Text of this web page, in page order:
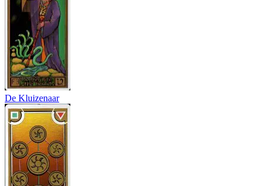
De Kluizenaar